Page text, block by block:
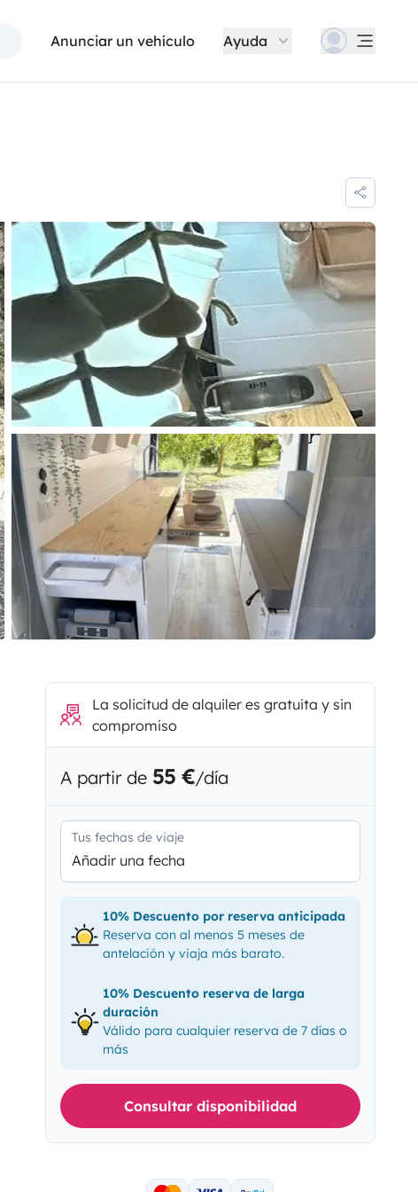
Anunciar un vehículo Ayuda
La solicitud de alquiler es gratuita y sin
compromiso
A partir de 55 €/día
Tus fechas de viaje
Añadir una fecha
10% Descuento por reserva anticipada
Reserva con al menos 5 meses de
antelación y viaja más barato.
10% Descuento reserva de larga
duración
Válido para cualquier reserva de 7 días o
más
Consultar disponibilidad